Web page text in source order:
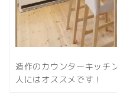
造作のカウンターキッチ
人にはオススメです！